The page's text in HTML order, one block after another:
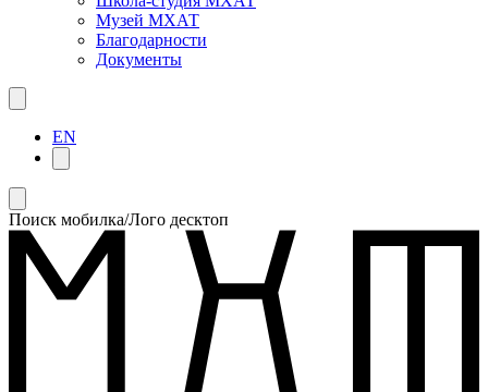
Музей МХАТ
Благодарности
Документы
EN
Поиск мобилка/Лого десктоп